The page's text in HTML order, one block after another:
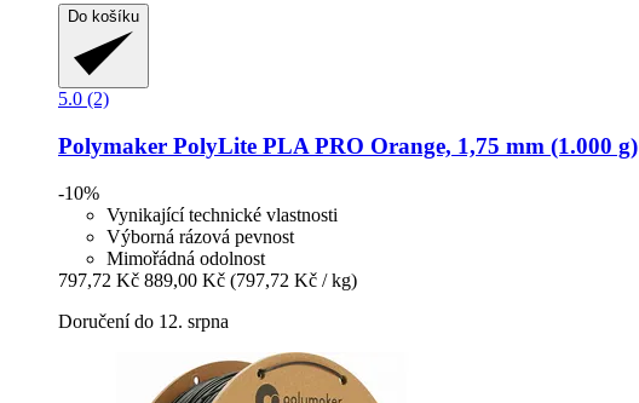
Do košíku
5.0 (2)
Polymaker PolyLite PLA PRO Orange, 1,75 mm (1.000 g)
-10%
Vynikající technické vlastnosti
Výborná rázová pevnost
Mimořádná odolnost
797,72 Kč 889,00 Kč (797,72 Kč / kg)
Doručení do 12. srpna